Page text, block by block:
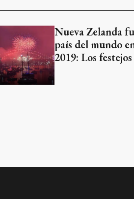
Nueva Zelanda
país del mundo
2019: Los festejos